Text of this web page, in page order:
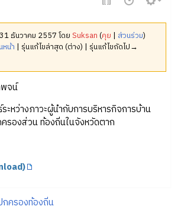
ธันวาคม 2557 โดยSuksan (คุย | ส่วนร่วม)
น้า | รุ่นแก้ไขล่าสุด (ต่าง) | รุ่นแก้ไขถัดไป→
จน์
หว่างภาวะผู้นำกับการบริหารกิจการบ้าน
รองส่วน ท้องถิ่นในจังหวัดตาก
กครองท้องถิ่น